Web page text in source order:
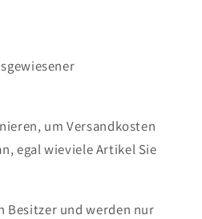
um Versandkosten
egal wieviele Artikel Sie
Besitzer und werden nur